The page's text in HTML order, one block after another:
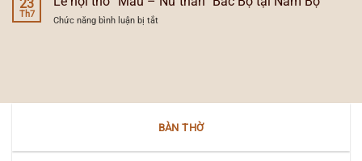
đèn
thờ
gian
Nam
Bộ
23
Th7
Chức năng bình luận bị tắtở
Nữ
Bắc
BÀN THỜ